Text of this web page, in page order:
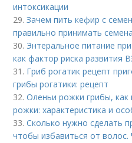
интоксикации
29.Зачем пить кефир с
правильно принимать
30. Энтеральное питание
как фактор риска развития
31. Гриб рогатик рецепт
грибы рогатики: рецепт
32.Оленьи рожки грибы, как
рожки: характеристика и
33.Сколько нужно сделать
чтобы избавиться от волос.